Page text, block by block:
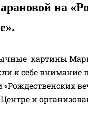
на
картины
к себе внимание
Центре и